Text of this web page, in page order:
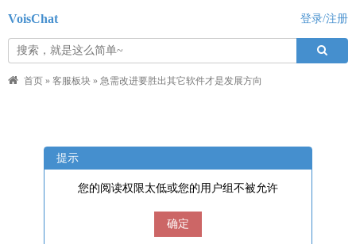
VoisChat 登录/注册
首页 » 客服板块 » 急需改进要胜出其它软件才是发展方向
提示
您的阅读权限太低或您的用户组不被允许
确定